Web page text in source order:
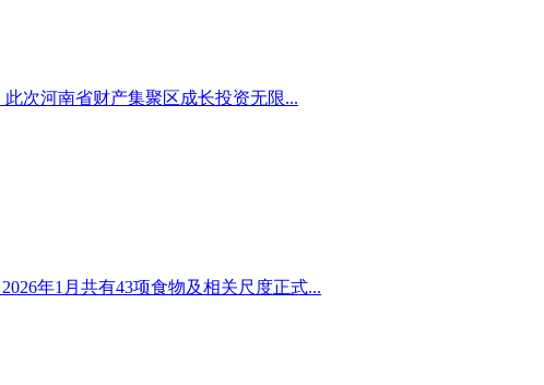
次河南省财产集聚区成长投资无限...
年1月共有43项食物及相关尺度正式...